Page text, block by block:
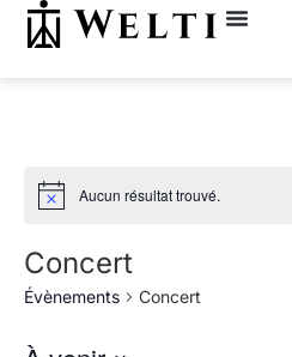
Aucun résultat trouvé.
Concert
Évènements Concert